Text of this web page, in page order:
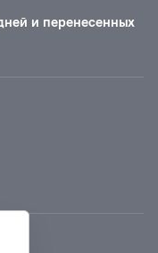
и перенесенных